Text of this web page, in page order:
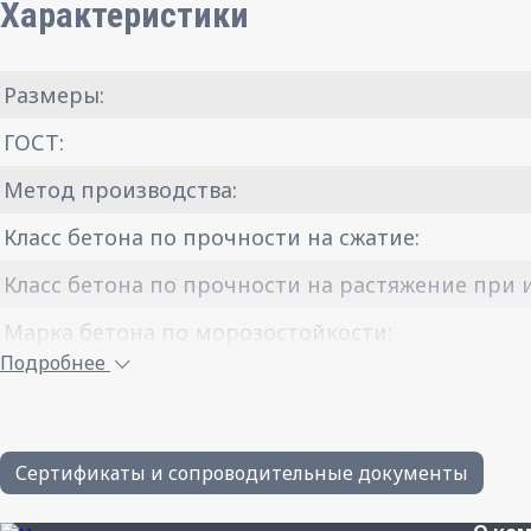
Характеристики
Размеры:
ГОСТ:
Метод производства:
Класс бетона по прочности на сжатие:
Класс бетона по прочности на растяжение при
Марка бетона по морозостойкости:
Водопоглощение не более:
Плотность бетона:
Вес 1-го м² плитки, кг:
Подробнее
Сертификаты и сопроводительные документы